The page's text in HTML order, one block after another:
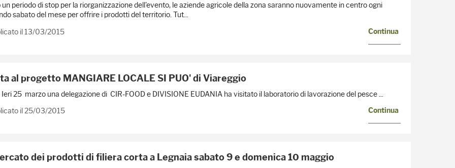
un periodo di stop per la riorganizzazione dell'evento, le aziende agricole della zona saranno nuovamente in centro ogni
sabato del mese per offrire i prodotti del territorio. Tut...
il 13/03/2015
Continua
al progetto MANGIARE LOCALE SI PUO' di Viareggio
marzo una delegazione di CIR-FOOD e DIVISIONE EUDANIA ha visitato il laboratorio di lavorazione del pesce ...
il 25/03/2015
Continua
dei prodotti di filiera corta a Legnaia sabato 9 e domenica 10 maggio